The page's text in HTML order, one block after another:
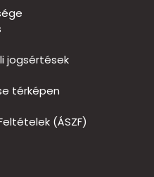
jogsértések
térképen
(ÁSZF)